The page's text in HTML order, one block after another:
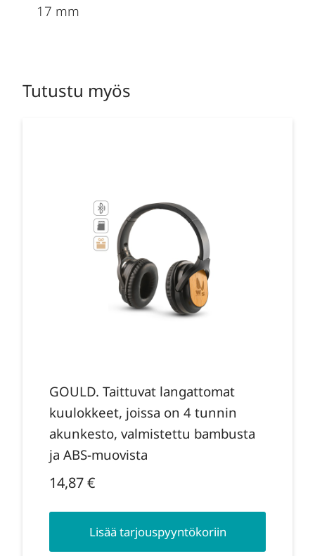
17 mm
Tutustu myös
GOULD. Taittuvat langattomat
kuulokkeet, joissa on 4 tunnin
akunkesto, valmistettu bambusta
ja ABS-muovista
14,87€
Lisää tarjouspyyntökoriin